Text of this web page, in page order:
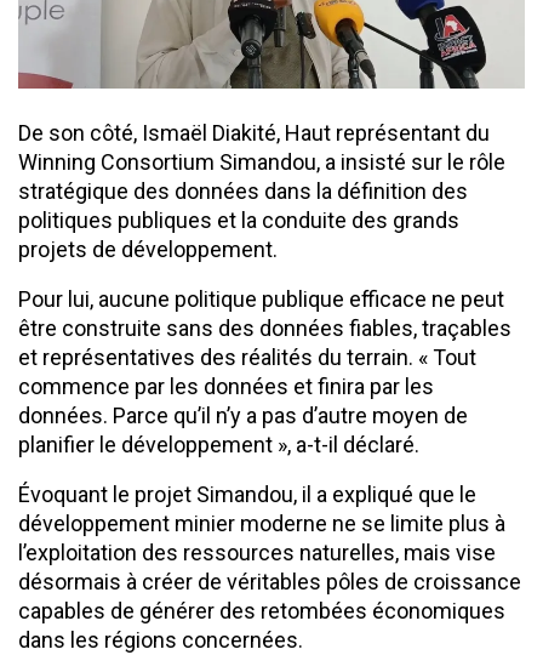
De son côté, Ismaël Diakité, Haut représentant du
Winning Consortium Simandou, a insisté sur le rôle
stratégique des données dans la définition des
politiques publiques et la conduite des grands
projets de développement.
Pour lui, aucune politique publique efficace ne peut
être construite sans des données fiables, traçables
et représentatives des réalités du terrain. « Tout
commence par les données et finira par les
données. Parce qu’il n’y a pas d’autre moyen de
planifier le développement », a-t-il déclaré.
Évoquant le projet Simandou, il a expliqué que le
développement minier moderne ne se limite plus à
l’exploitation des ressources naturelles, mais vise
désormais à créer de véritables pôles de croissance
capables de générer des retombées économiques
dans les régions concernées.